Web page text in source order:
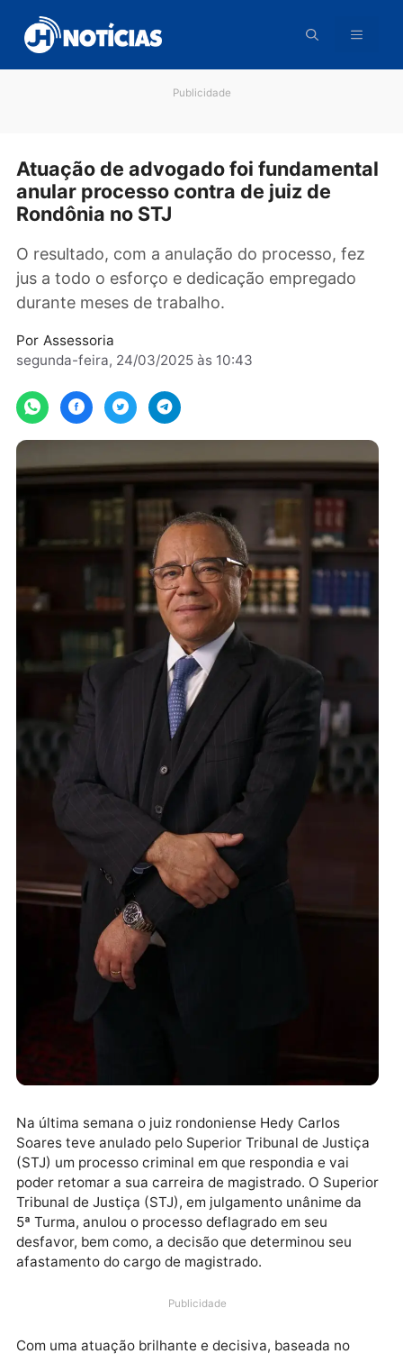
para
conteúdo
Atuação de advogado foi
anular processo contra de juiz de
O resultado, com a anulação do processo,
jus a todo o esforço e dedicação empregado
durante meses de trabalho.
segunda-feira, 24/03/2025 às 10:43
Na última semana o juiz rondoniense Hedy Carlos
Soares teve anulado pelo Superior Tribunal de
poder retomar a sua carreira de magistrado. O
Tribunal de Justiça (STJ), em julgamento unânime da